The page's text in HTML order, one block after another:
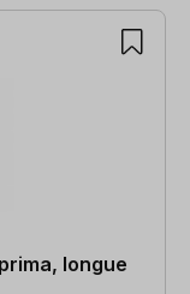
longue